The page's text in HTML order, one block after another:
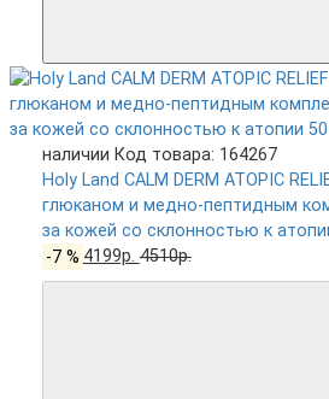
наличии Код товара: 164267
Holy Land CALM DERM ATOPIC
глюканом и медно-пептидным
за кожей со склонностью к
-7 % 4199р.4510р.